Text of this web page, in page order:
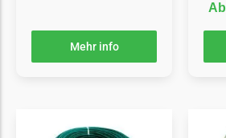
Begrenzungsdraht
Eufy
Ferrex
Mehr info
Ab